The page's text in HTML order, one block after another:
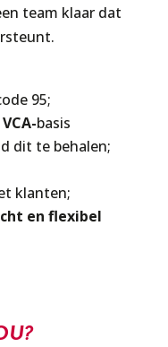
team klaar dat
95;
VCA-basis
dit te behalen;
klanten;
en flexibel